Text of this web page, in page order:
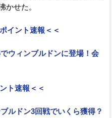
かせた。
イント速報＜＜
ウィンブルドンに登場！会
ト速報＜＜
ルドン3回戦でいくら獲得？